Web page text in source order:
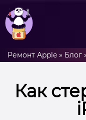
Ремонт Apple » Блог
Как